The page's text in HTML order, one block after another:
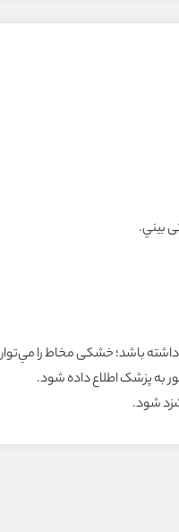
بيني.
باشد؛ خشکى مخاط را
به پزشک اطلاع داده شود.
شود.